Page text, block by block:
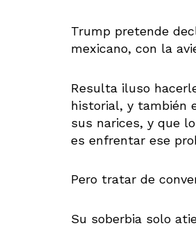
Trump pretende
mexicano, con la
Resulta iluso
historial, y también
sus narices, y que
es enfrentar ese
Pero tratar de
Su soberbia solo